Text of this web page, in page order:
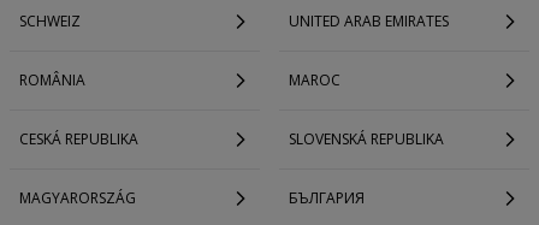
SCHWEIZ UNITED ARAB EMIRATES
ROMÂNIA MAROC
CESKÁ REPUBLIKA SLOVENSKÁ REPUBLIKA
MAGYARORSZÁG БЪЛГАРИЯ